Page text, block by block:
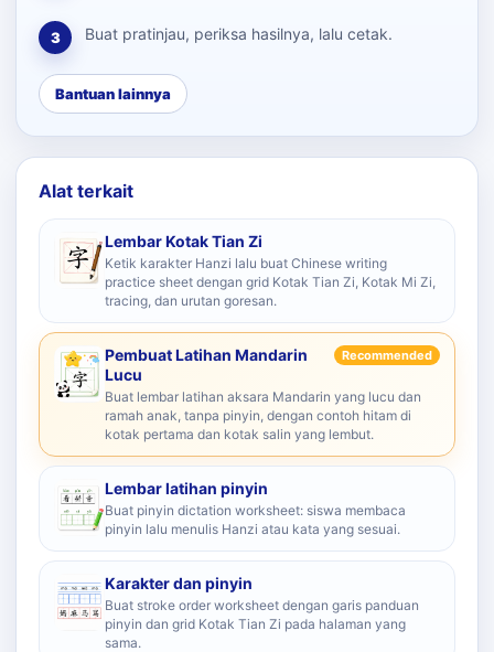
3 Buat pratinjau, periksa hasilnya, lalu cetak.
Bantuan lainnya
Alat terkait
Lembar Kotak Tian Zi
Ketik karakter Hanzi lalu buat Chinese writing
practice sheet dengan grid Kotak Tian Zi, Kotak Mi Zi,
tracing, dan urutan goresan.
Pembuat Latihan Mandarin
Lucu
Recommended
Buat lembar latihan aksara Mandarin yang lucu dan
ramah anak, tanpa pinyin, dengan contoh hitam di
kotak pertama dan kotak salin yang lembut.
Lembar latihan pinyin
Buat pinyin dictation worksheet: siswa membaca
pinyin lalu menulis Hanzi atau kata yang sesuai.
Karakter dan pinyin
Buat stroke order worksheet dengan garis panduan
pinyin dan grid Kotak Tian Zi pada halaman yang
sama.